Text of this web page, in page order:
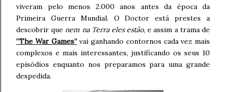
viveram pelo menos 2.000 anos antes da época da
Primeira Guerra Mundial. O Doctor está prestes a
descobrir quenem na Terra eles estão, e assim a trama de
“The War Games”vai ganhando contornos cada vez mais
complexos e mais interessantes, justificando os seus 10
episódios enquanto nos preparamos para uma grande
despedida.